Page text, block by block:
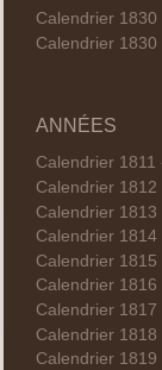
Calendrier 1830
Calendrier 1830
ANNÉES
Calendrier 1811
Calendrier 1812
Calendrier 1813
Calendrier 1814
Calendrier 1815
Calendrier 1816
Calendrier 1817
Calendrier 1818
Calendrier 1819